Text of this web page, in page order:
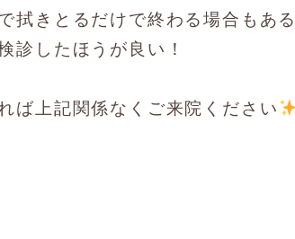
拭きとるだけで終わる場合もある
診したほうが良い！
ば上記関係なくご来院ください